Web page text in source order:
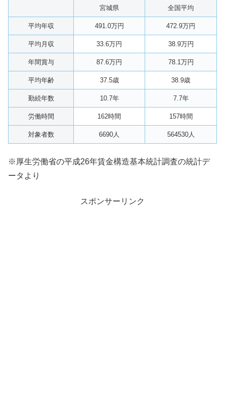
宮城県 全国平均
平均年収 491.0万円 472.9万円
平均月収 33.6万円 38.9万円
年間賞与 87.6万円 78.1万円
平均年齢 37.5歳 38.9歳
勤続年数 10.7年 7.7年
労働時間 162時間 157時間
対象者数 6690人 564530人
※厚生労働省の平成26年賃金構造基本統計調査の統計デ
ータより
スポンサーリンク